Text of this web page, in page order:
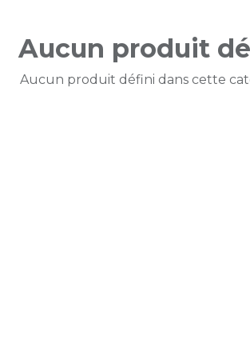
Aucun produit
Aucun produit défini dans cette